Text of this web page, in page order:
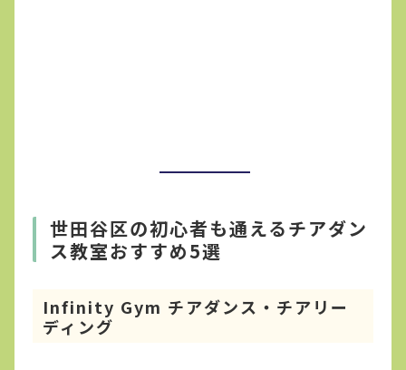
世田谷区の初心者も通えるチアダン
ス教室おすすめ5選
Infinity Gym チアダンス・チアリー
ディング